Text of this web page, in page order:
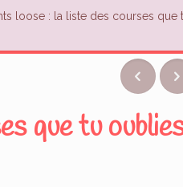
loose : la liste des courses que
que tu